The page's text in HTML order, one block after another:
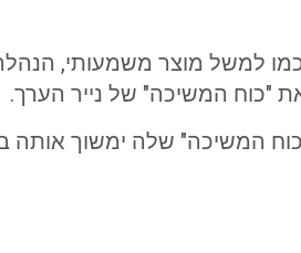
למשל מוצר משמעותי,
"כוח המשיכה" של נייר הערך.
המשיכה" שלה ימשוך אותה